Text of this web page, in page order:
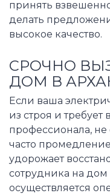
принять
делать
высокое качество.
СРОЧНО
ДОМ В
Если ваша
из строя и требует
профессионала,
часто
удорожает
сотрудника на дом
осуществляется